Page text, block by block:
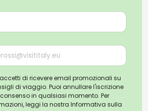
di ricevere email promozionali su
di viaggio. Puoi annullare l'iscrizione
in qualsiasi momento. Per
leggi la nostra Informativa sulla